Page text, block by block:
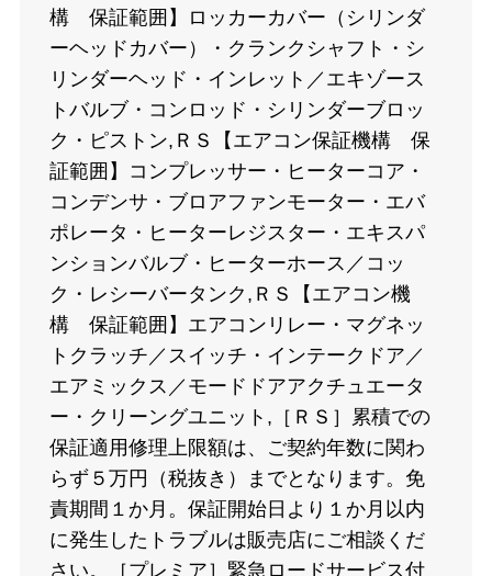
構 保証範囲】ロッカーカバー（シリンダ
ーヘッドカバー）・クランクシャフト・シ
リンダーヘッド・インレット／エキゾース
トバルブ・コンロッド・シリンダーブロッ
ク・ピストン,ＲＳ【エアコン保証機構 保
証範囲】コンプレッサー・ヒーターコア・
コンデンサ・ブロアファンモーター・エバ
ポレータ・ヒーターレジスター・エキスパ
ンションバルブ・ヒーターホース／コッ
ク・レシーバータンク,ＲＳ【エアコン機
構 保証範囲】エアコンリレー・マグネッ
トクラッチ／スイッチ・インテークドア／
エアミックス／モードドアアクチュエータ
ー・クリーングユニット,［ＲＳ］累積での
保証適用修理上限額は、ご契約年数に関わ
らず５万円（税抜き）までとなります。免
責期間１か月。保証開始日より１か月以内
に発生したトラブルは販売店にご相談くだ
さい。［プレミア］緊急ロードサービス付